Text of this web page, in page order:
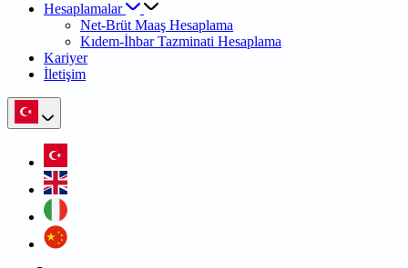
Hesaplamalar
Net-Brüt Maaş Hesaplama
Kıdem-İhbar Tazminati Hesaplama
Kariyer
İletişim